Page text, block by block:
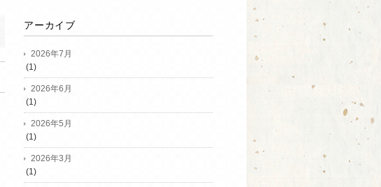
アーカイブ
2026年7月
(1)
2026年6月
(1)
2026年5月
(1)
2026年3月
(1)